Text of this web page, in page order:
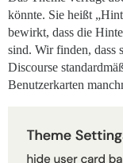
könnte. Sie heißt
bewirkt, dass die
sind. Wir finden, dass
Discourse
Benutzerkarten